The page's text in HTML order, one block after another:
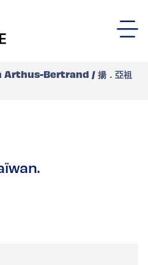
Arthus-Bertrand / 揚．亞祖